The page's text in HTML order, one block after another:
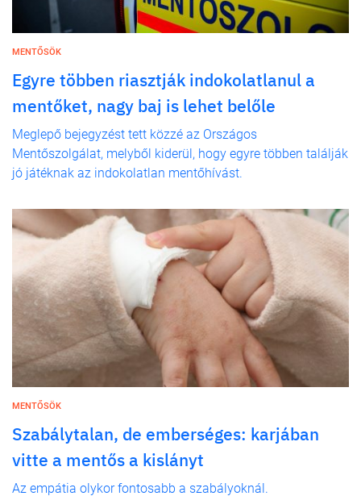
MENTŐSÖK
Egyre többen riasztják indokolatlanul a
mentőket, nagy baj is lehet belőle
Meglepő bejegyzést tett közzé az Országos
Mentőszolgálat, melyből kiderül, hogy egyre többen találják
jó játéknak az indokolatlan mentőhívást.
MENTŐSÖK
Szabálytalan, de emberséges: karjában
vitte a mentős a kislányt
Az empátia olykor fontosabb a szabályoknál.